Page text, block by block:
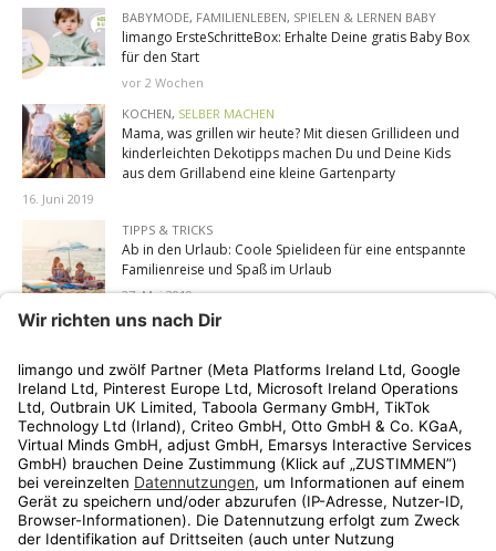
BABYMODE, FAMILIENLEBEN, SPIELEN & LERNEN BABY
limango ErsteSchritteBox: Erhalte Deine gratis Baby Box
für den Start
vor 2 Wochen
KOCHEN, SELBER MACHEN
Mama, was grillen wir heute? Mit diesen Grillideen und
kinderleichten Dekotipps machen Du und Deine Kids
aus dem Grillabend eine kleine Gartenparty
16. Juni 2019
TIPPS & TRICKS
Ab in den Urlaub: Coole Spielideen für eine entspannte
Familienreise und Spaß im Urlaub
27. Mai 2019
AM MEISTEN GETEILT
Aus Leonie Handtäschchen: Ich war beim Friseur. Oder –
Mama, Du siehst aus wie ein Geist!
0 GETEILTE INHALTE
Doppelt hält besser. Zwillingsvater Sven erzählt: Lieber